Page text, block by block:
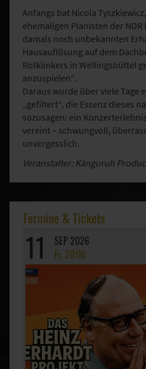
Anfangs bat Nicola
ehemaligen Pianisten der
damals noch unbekannten
Hausauflösung auf dem
Rotklinkers in Wellingsbüttel
anzuspielen“.
Daraus wurde über viele
„gefiltert“, die Essenz dieses
sozusagen: ein
vereint – schwungvoll,
unvergesslich.
Veranstalter: Känguruh
Termine & Tickets
11
SEP 2026
Fr, 20:00